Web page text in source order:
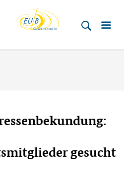
Buero
gesucht